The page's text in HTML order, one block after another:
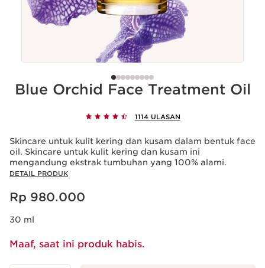
Blue Orchid Face Treatment Oil
1114 ULASAN
Skincare untuk kulit kering dan kusam dalam bentuk face
oil. Skincare untuk kulit kering dan kusam ini
mengandung ekstrak tumbuhan yang 100% alami.
DETAIL PRODUK
Harga sekarang Rp 980.000
Rp 980.000
30 ml
Maaf, saat ini produk habis.